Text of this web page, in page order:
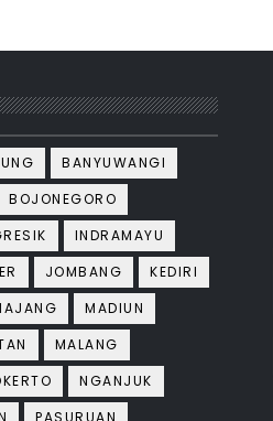
BANYUWANGI
BOJONEGORO
INDRAMAYU
JOMBANG
KEDIRI
MADIUN
MALANG
NGANJUK
PASURUAN